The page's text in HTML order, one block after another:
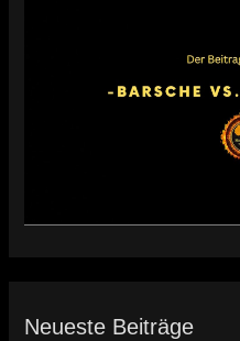
Neueste Beiträge